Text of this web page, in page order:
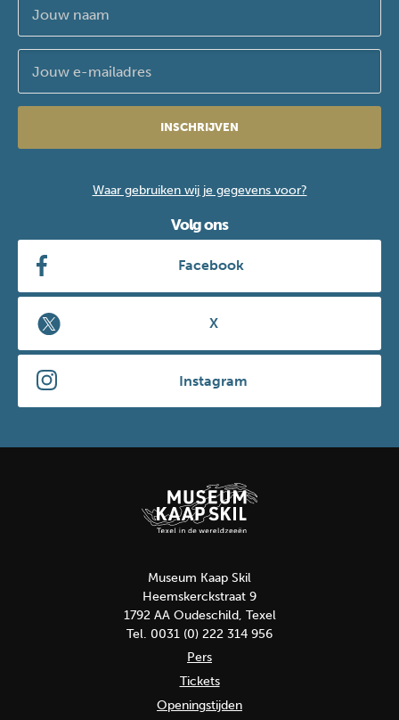
INSCHRIJVEN
Waar gebruiken wij je gegevens voor?
Volg ons
Facebook
X
Instagram
Museum Kaap Skil
Heemskerckstraat 9
1792 AA Oudeschild, Texel
Tel. 0031 (0) 222 314 956
Pers
Tickets
Openingstijden